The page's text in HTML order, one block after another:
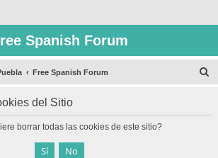
Spanish Forum
Free Spanish Forum
del Sitio
borrar todas las cookies de este sitio?